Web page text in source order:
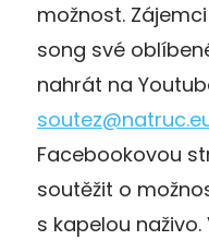
možnost.
song své
nahrát na
Facebookovou
soutěžit o
s kapelou